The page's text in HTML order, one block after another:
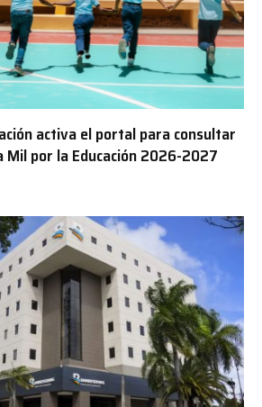
activa el portal para consultar
Mil por la Educación 2026-2027